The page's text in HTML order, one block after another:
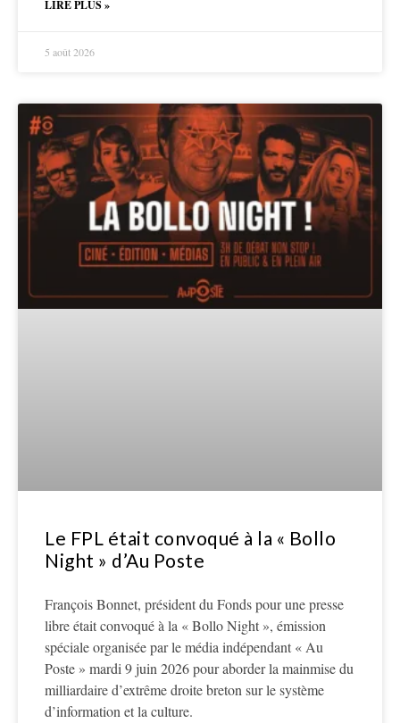
LIRE PLUS »
5 août 2026
Le FPL était convoqué à la « Bollo
Night » d’Au Poste
François Bonnet, président du Fonds pour une presse
libre était convoqué à la « Bollo Night », émission
spéciale organisée par le média indépendant « Au
Poste » mardi 9 juin 2026 pour aborder la mainmise du
milliardaire d’extrême droite breton sur le système
d’information et la culture.